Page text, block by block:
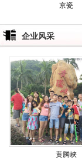
京瓷
企业风采
黄腾峡